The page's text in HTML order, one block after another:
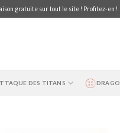
gratuite sur tout le site ! Profitez-en !
DES TITANS